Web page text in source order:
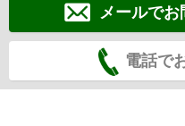
メールでお
電話で